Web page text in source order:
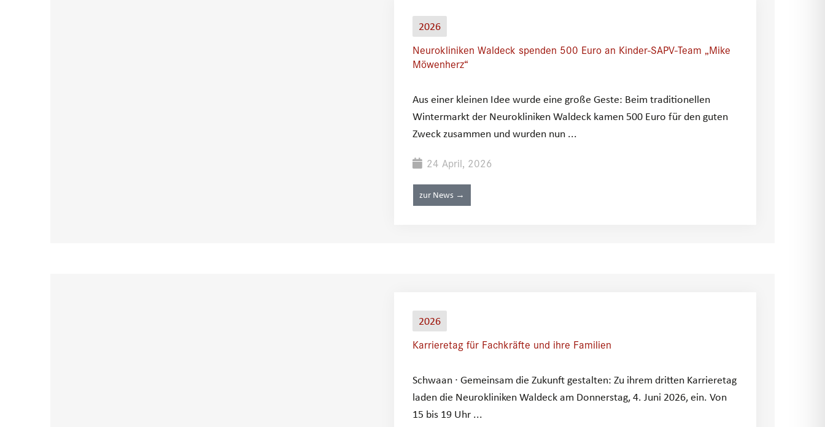
2026
Neurokliniken Waldeck spenden 500 Euro an Kinder-SAPV-Team „Mike
Möwenherz“
Aus einer kleinen Idee wurde eine große Geste: Beim traditionellen
Wintermarkt der Neurokliniken Waldeck kamen 500 Euro für den guten
Zweck zusammen und wurden nun ...
24 April, 2026
zur News →
2026
Karrieretag für Fachkräfte und ihre Familien
Schwaan ∙ Gemeinsam die Zukunft gestalten: Zu ihrem dritten Karrieretag
laden die Neurokliniken Waldeck am Donnerstag, 4. Juni 2026, ein. Von
15 bis 19 Uhr ...